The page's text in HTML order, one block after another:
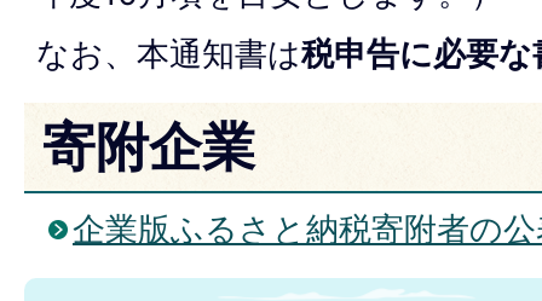
なお、本通知書は税申告に必要
寄附企業
企業版ふるさと納税寄附者の